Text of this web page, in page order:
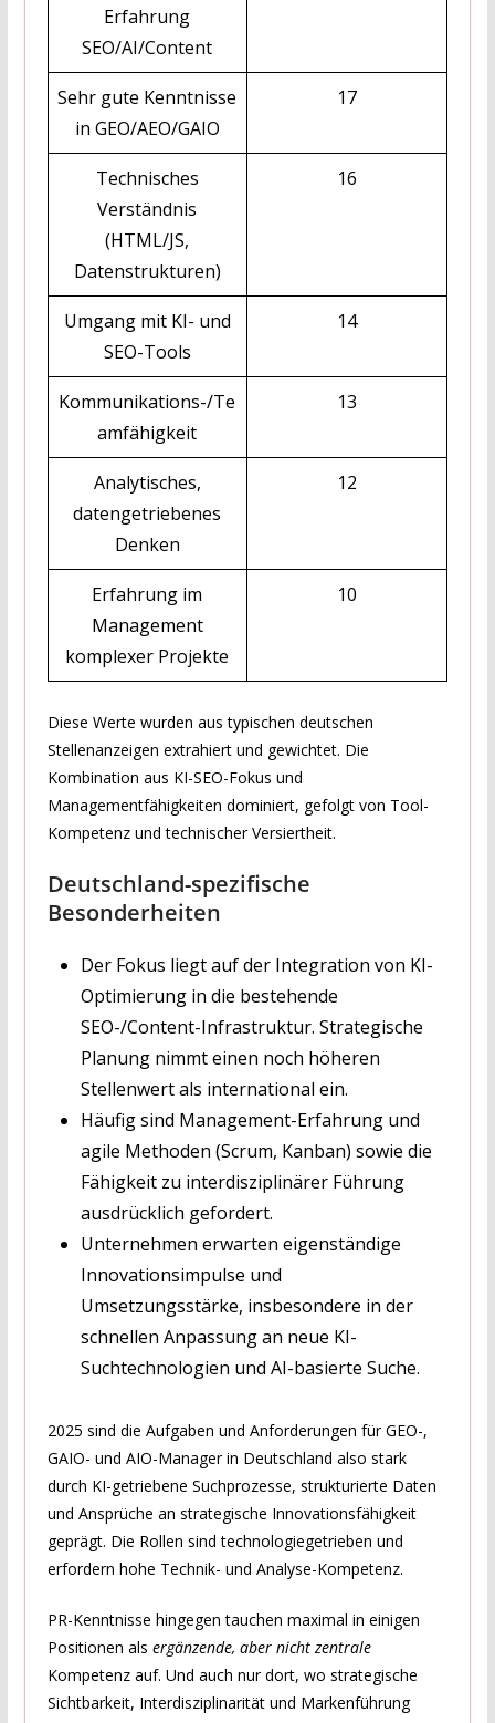
Erfahrung
SEO/AI/Content
Sehr gute Kenntnisse
in GEO/AEO/GAIO
17
Technisches
Verständnis
(HTML/JS,
Datenstrukturen)
16
Umgang mit KI- und
SEO-Tools
14
Kommunikations-/Te
amfähigkeit
13
Analytisches,
datengetriebenes
Denken
12
Erfahrung im
Management
komplexer Projekte
10
Diese Werte wurden aus typischen deutschen
Stellenanzeigen extrahiert und gewichtet. Die
Kombination aus KI-SEO-Fokus und
Managementfähigkeiten dominiert, gefolgt von Tool-
Kompetenz und technischer Versiertheit.
Deutschland-spezifische
Besonderheiten
Der Fokus liegt auf der Integration von KI-
Optimierung in die bestehende
SEO-/Content-Infrastruktur. Strategische
Planung nimmt einen noch höheren
Stellenwert als international ein.
Häufig sind Management-Erfahrung und
agile Methoden (Scrum, Kanban) sowie die
Fähigkeit zu interdisziplinärer Führung
ausdrücklich gefordert.
Unternehmen erwarten eigenständige
Innovationsimpulse und
Umsetzungsstärke, insbesondere in der
schnellen Anpassung an neue KI-
Suchtechnologien und AI-basierte Suche.
2025 sind die Aufgaben und Anforderungen für GEO-,
GAIO- und AIO-Manager in Deutschland also stark
durch KI-getriebene Suchprozesse, strukturierte Daten
und Ansprüche an strategische Innovationsfähigkeit
geprägt. Die Rollen sind technologiegetrieben und
erfordern hohe Technik- und Analyse-Kompetenz.
PR-Kenntnisse hingegen tauchen maximal in einigen
Positionen als ergänzende, aber nicht zentrale
Kompetenz auf. Und auch nur dort, wo strategische
Sichtbarkeit, Interdisziplinarität und Markenführung